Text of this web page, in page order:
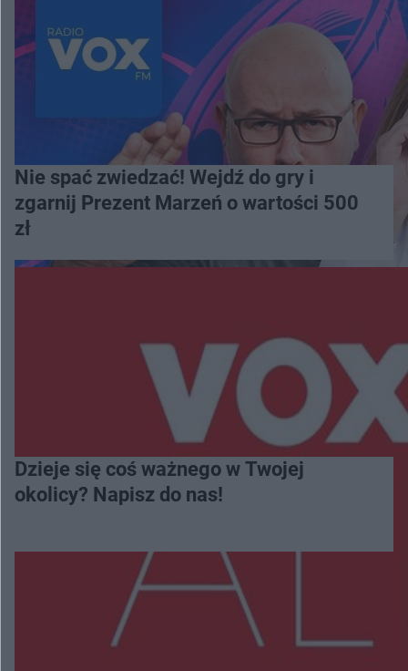
Nie spać zwiedzać! Wejdź do gry i
zgarnij Prezent Marzeń o wartości 500
zł
Dzieje się coś ważnego w Twojej
okolicy? Napisz do nas!
Więcej